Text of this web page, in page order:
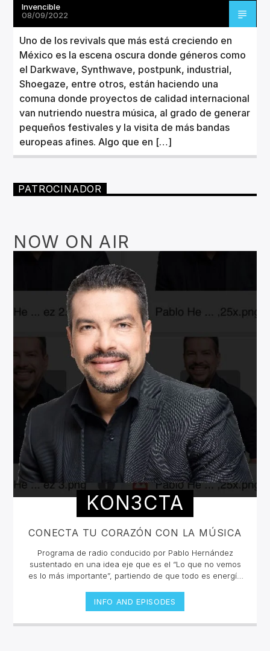
Invencible
08/09/2022
Uno de los revivals que más está creciendo en
México es la escena oscura donde géneros como
el Darkwave, Synthwave, postpunk, industrial,
Shoegaze, entre otros, están haciendo una
comuna donde proyectos de calidad internacional
van nutriendo nuestra música, al grado de generar
pequeños festivales y la visita de más bandas
europeas afines. Algo que en […]
PATROCINADOR
NOW ON AIR
KON3CTA
CONECTA TU CORAZÓN CON LA MÚSICA
Programa de radio conducido por Pablo Hernández
sustentado en una idea eje que es el “Lo que no vemos
es lo más importante”, partiendo de que todo es energía
días nos empuja y motiva a solo ver lo material, dejando
a un lado lo que sentimos y lo que realmente somos,
donde es importante conectarnos de nuevo con nuestro
INFO AND EPISODES